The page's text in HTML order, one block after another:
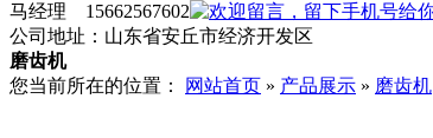
马经理 15662567602
公司地址：山东省安丘市经济开发区
磨齿机
您当前所在的位置：
网站首页 » 产品展示 » 磨齿机